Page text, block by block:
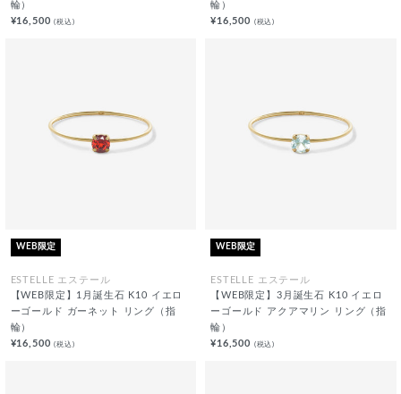
輪）
¥16,500(税込)
輪）
¥16,500 (税込)
WEB限定
ESTELLE エステール
【WEB限定】1月誕生石 K10 イエロ
ーゴールド ガーネット リング（指
輪）
¥16,500(税込)
WEB限定
ESTELLE エステール
【WEB限定】3月誕生石 K10 イエロ
ーゴールド アクアマリン リング（指
輪）
¥16,500 (税込)